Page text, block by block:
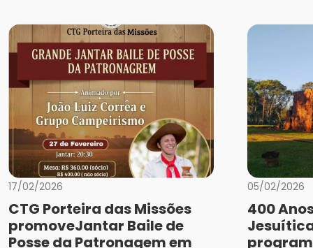
17/02/2026
CTG Porteira das Missões
promoveJantar Baile de
Posse da Patronagem em
05/02/2026
400